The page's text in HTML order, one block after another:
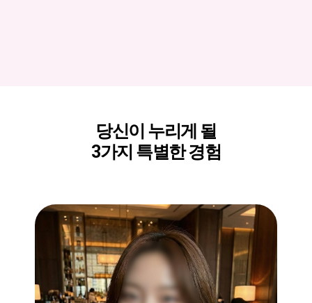
당신이 누리게 될
3가지 특별한 경험